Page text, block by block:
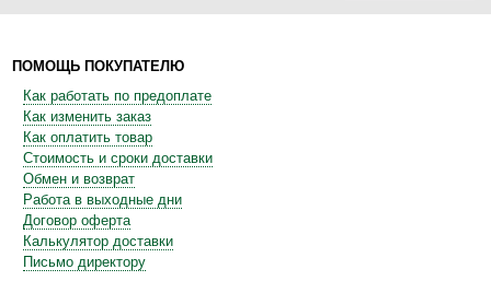
ПОМОЩЬ ПОКУПАТЕЛЮ
Как работать по предоплате
Как изменить заказ
Как оплатить товар
Стоимость и сроки доставки
Обмен и возврат
Работа в выходные дни
Договор оферта
Калькулятор доставки
Письмо директору